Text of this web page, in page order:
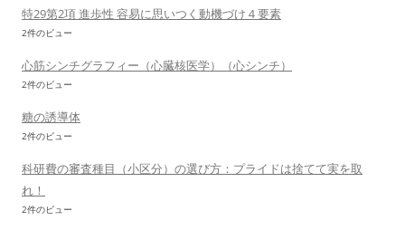
特29第2項 進歩性 容易に思いつく動機づけ４要素
2件のビュー
心筋シンチグラフィー（心臓核医学）（心シンチ）
2件のビュー
糖の誘導体
2件のビュー
科研費の審査種目（小区分）の選び方：プライドは捨てて実を取
れ！
2件のビュー